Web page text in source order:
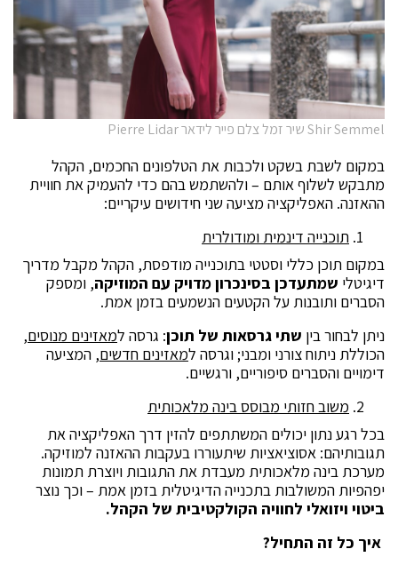
Shir Semmel שיר זמל צלם פייר לידאר Pierre Lidar
במקום לשבת בשקט ולכבות את הטלפונים החכמים, הקהל
מתבקש לשלוף אותם – ולהשתמש בהם כדי להעמיק את חוויית
ההאזנה. האפליקציה מציעה שני חידושים עיקריים:
תוכנייה דינמית ומודולרית
במקום תוכן כללי וסטטי בתוכנייה מודפסת, הקהל מקבל מדריך
דיגיטלי שמתעדכן בסינכרון מדויק עם המוזיקה, ומספק
הסברים ותובנות על הקטעים הנשמעים בזמן אמת.
ניתן לבחור בין שתי גרסאות של תוכן: גרסה למאזינים מנוסים,
הכוללת ניתוח צורני ומבני; וגרסה למאזינים חדשים, המציעה
דימויים והסברים סיפוריים, ורגשיים.
משוב חזותי מבוסס בינה מלאכותית
בכל רגע נתון יכולים המשתתפים להזין דרך האפליקציה את
תגובותיהם: אסוציאציות שיתעוררו בעקבות ההאזנה למוזיקה.
מערכת בינה מלאכותית מעבדת את התגובות ויוצרת תמונות
יפהפיות המשולבות בתכנייה הדיגיטלית בזמן אמת – וכך נוצר
ביטוי ויזואלי לחוויה הקולקטיבית של הקהל.
איך כל זה התחיל?